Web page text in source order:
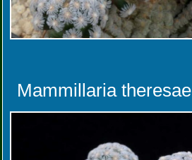
Mammillaria theresae